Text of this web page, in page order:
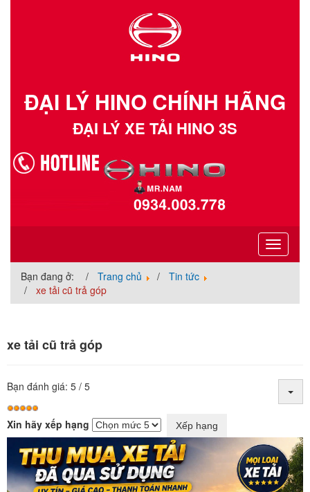
ĐẠI LÝ HINO CHÍNH HÃNG
ĐẠI LÝ XE TẢI HINO 3S
Toggle
Bạn đang ở: Trang chủ
Tin tức
xe tải cũ trả góp
xe tải cũ trả góp
Bạn đánh giá: 5 / 5
Xin hãy xếp hạng